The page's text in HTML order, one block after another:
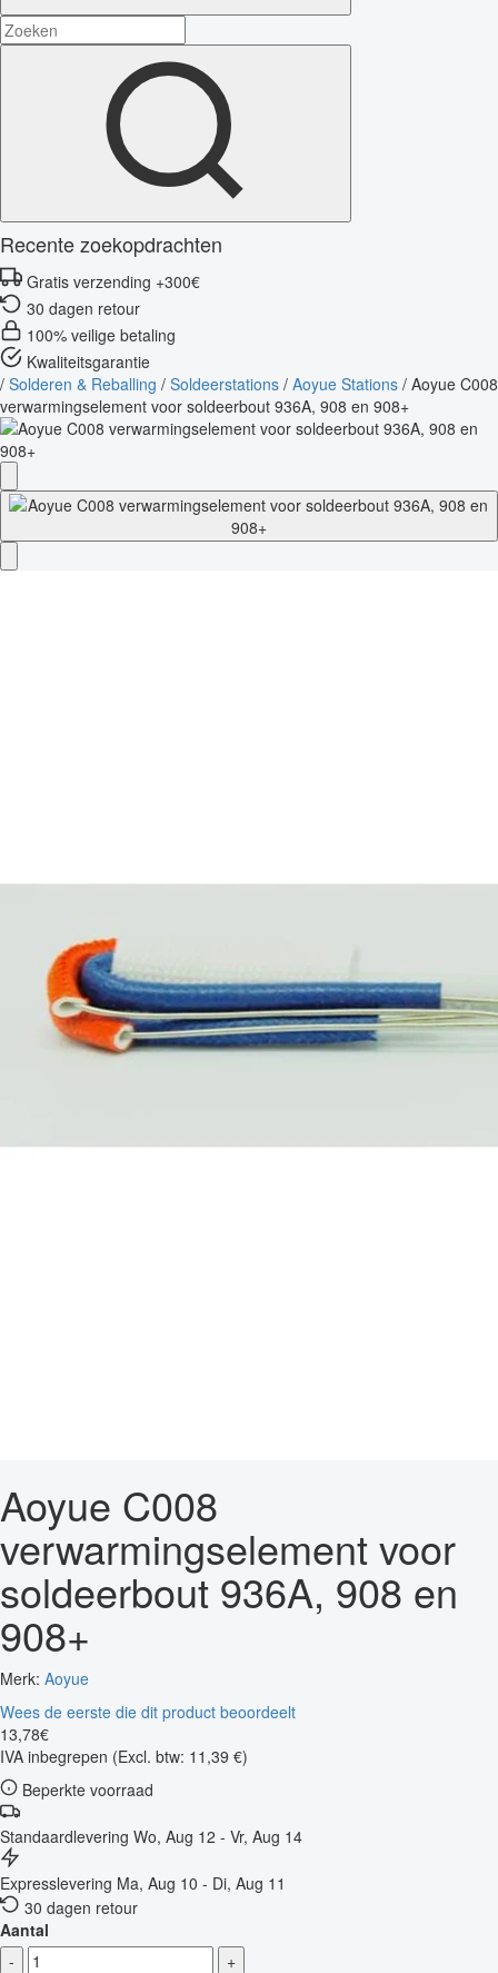
Recente zoekopdrachten
Gratis verzending +300€
30 dagen retour
100% veilige betaling
Kwaliteitsgarantie
/ Solderen & Reballing / Soldeerstations / Aoyue Stations / Aoyue C008
verwarmingselement voor soldeerbout 936A, 908 en 908+
Aoyue C008
verwarmingselement voor
soldeerbout 936A, 908 en
908+
Merk: Aoyue
Wees de eerste die dit product beoordeelt
13,78€
IVA inbegrepen (Excl. btw: 11,39 €)
Beperkte voorraad
Standaardlevering Wo, Aug 12 - Vr, Aug 14
Expresslevering Ma, Aug 10 - Di, Aug 11
30 dagen retour
Aantal
-
+